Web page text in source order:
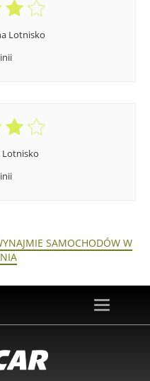
Lotnisko
Lotnisko
SAMOCHODÓW W
Toggle